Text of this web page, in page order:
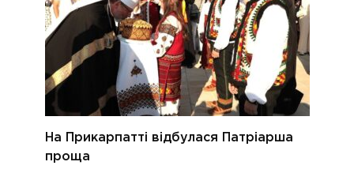
На Прикарпатті відбулася Патріарша
проща